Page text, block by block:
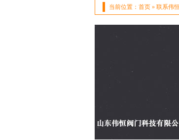
当前位置： 首页 » 联系伟